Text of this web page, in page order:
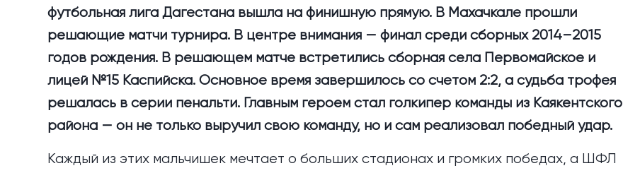
футбольная лига Дагестана вышла на финишную прямую. В Махачкале прошли
решающие матчи турнира. В центре внимания — финал среди сборных 2014–2015
годов рождения. В решающем матче встретились сборная села Первомайское и
лицей №15 Каспийска. Основное время завершилось со счетом 2:2, а судьба трофея
решалась в серии пенальти. Главным героем стал голкипер команды из Каякентского
района — он не только выручил свою команду, но и сам реализовал победный удар.
Каждый из этих мальчишек мечтает о больших стадионах и громких победах, а ШФЛ